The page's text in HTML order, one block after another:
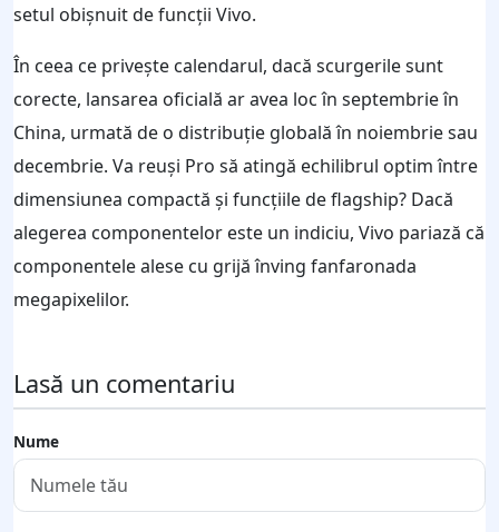
setul obișnuit de funcții Vivo.
În ceea ce privește calendarul, dacă scurgerile sunt
corecte, lansarea oficială ar avea loc în septembrie în
China, urmată de o distribuție globală în noiembrie sau
decembrie. Va reuși Pro să atingă echilibrul optim între
dimensiunea compactă și funcțiile de flagship? Dacă
alegerea componentelor este un indiciu, Vivo pariază că
componentele alese cu grijă înving fanfaronada
megapixelilor.
Lasă un comentariu
Nume